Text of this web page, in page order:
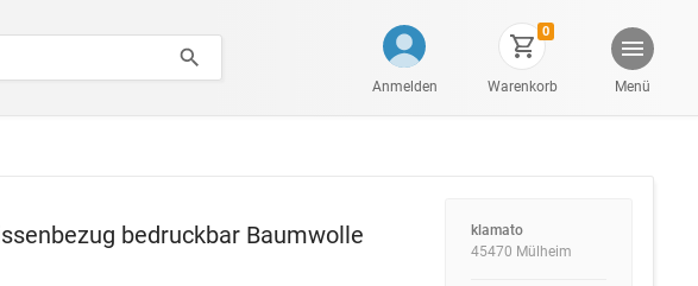
Anmelden
0
Warenkorb Menü
bedruckbar Baumwolle
klamato
45470 Mülheim